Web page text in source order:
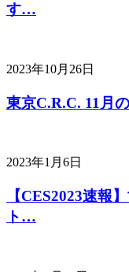
す…
2023年10月26日
東京C.R.C. 11月
2023年1月6日
【CES2023速報
ト…